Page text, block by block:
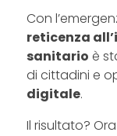
Con
reticenza
sanitario è
di cittadini e
digitale.
Il risultato?